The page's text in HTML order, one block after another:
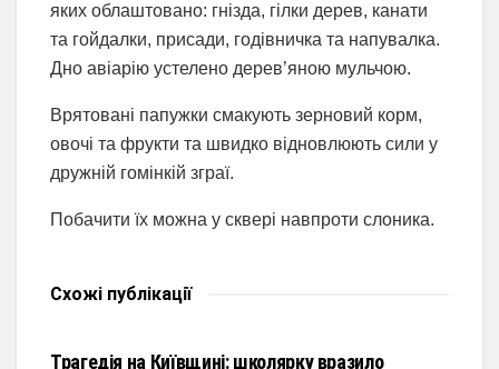
яких облаштовано: гнізда, гілки дерев, канати
та гойдалки, присади, годівничка та напувалка.
Дно авіарію устелено дерев’яною мульчою.
Врятовані папужки смакують зерновий корм,
овочі та фрукти та швидко відновлюють сили у
дружній гомінкій зграї.
Побачити їх можна у сквері навпроти слоника.
Схожі публікації
Трагедія на Київщині: школярку вразило